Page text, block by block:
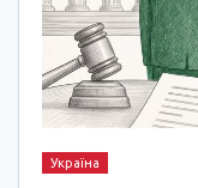
Україна